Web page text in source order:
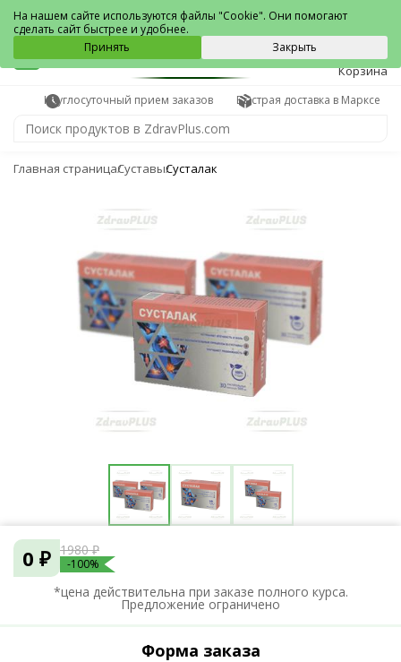
Маркс
0
Корзина
Круглосуточный прием заказов Быстрая доставка в Марксе
Главная страницаСуставыСусталак
0 ₽ 1980 ₽
-100%
*цена действительна при заказе полного курса.
Предложение ограничено
Форма заказа
На нашем сайте используются файлы "Cookie". Они помогают
сделать сайт быстрее и удобнее.
Принять
Закрыть